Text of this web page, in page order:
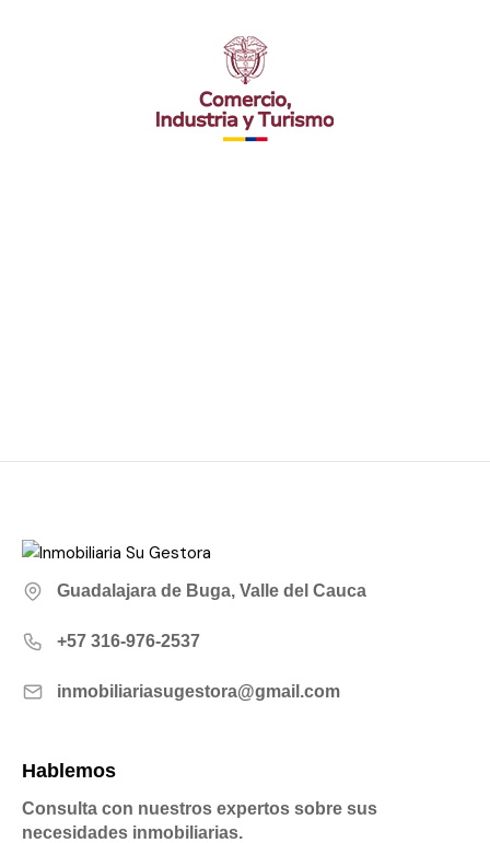
Guadalajara de Buga, Valle del Cauca
+57 316-976-2537
inmobiliariasugestora@gmail.com
Hablemos
Consulta con nuestros expertos sobre sus
necesidades inmobiliarias.